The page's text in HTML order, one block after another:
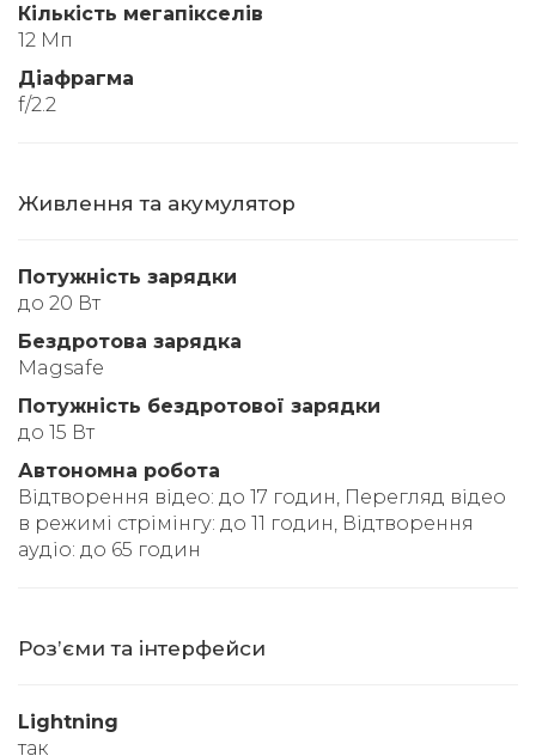
Кількість мегапікселів
12 Мп
Діафрагма
f/2.2
Живлення та акумулятор
Потужність зарядки
до 20 Вт
Бездротова зарядка
Magsafe
Потужність бездротової зарядки
до 15 Вт
Автономна робота
Відтворення відео: до 17 годин, Перегляд відео
в режимі стрімінгу: до 11 годин, Відтворення
аудіо: до 65 годин
Розʼєми та інтерфейси
Lightning
так